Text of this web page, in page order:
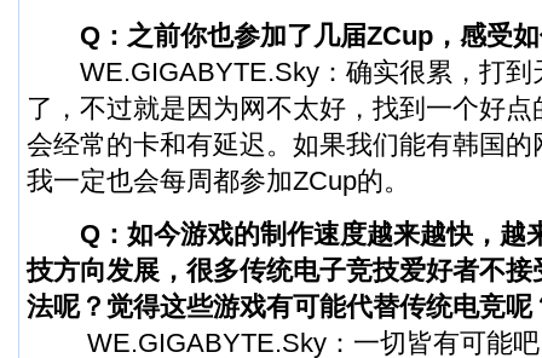
Q：之前你也参加了几届ZCup，感受
WE.GIGABYTE.Sky：确实很累，打到
了，不过就是因为网不太好，找到一个好
会经常的卡和有延迟。如果我们能有韩国
我一定也会每周都参加ZCup的。
Q：如今游戏的制作速度越来越快，越
技方向发展，很多传统电子竞技爱好者不
法呢？觉得这些游戏有可能代替传统电竞呢
WE.GIGABYTE.Sky：一切皆有可能吧